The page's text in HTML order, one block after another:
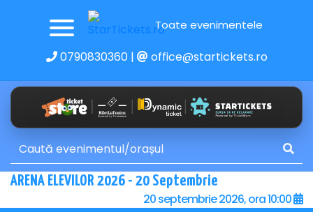
Toate evenimentele
0790830360| office@startickets.ro
ARENA ELEVILOR 2026 - 20 Septembrie
20 septembrie 2026, ora 10:00